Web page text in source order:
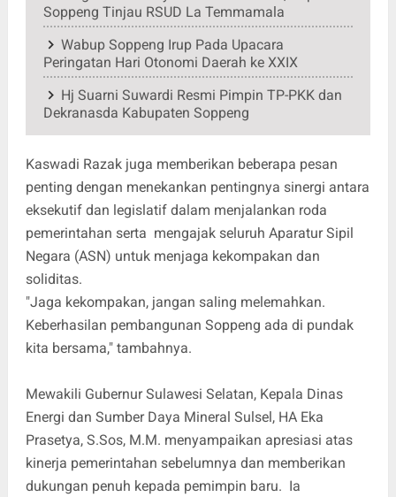
Soppeng Tinjau RSUD La Temmamala
Wabup Soppeng Irup Pada Upacara
Peringatan Hari Otonomi Daerah ke XXIX
Hj Suarni Suwardi Resmi Pimpin TP-PKK dan
Dekranasda Kabupaten Soppeng
Kaswadi Razak juga memberikan beberapa pesan
penting dengan menekankan pentingnya sinergi antara
eksekutif dan legislatif dalam menjalankan roda
pemerintahan serta mengajak seluruh Aparatur Sipil
Negara (ASN) untuk menjaga kekompakan dan
soliditas.
"Jaga kekompakan, jangan saling melemahkan.
Keberhasilan pembangunan Soppeng ada di pundak
kita bersama," tambahnya.
Mewakili Gubernur Sulawesi Selatan, Kepala Dinas
Energi dan Sumber Daya Mineral Sulsel, HA Eka
Prasetya, S.Sos, M.M. menyampaikan apresiasi atas
kinerja pemerintahan sebelumnya dan memberikan
dukungan penuh kepada pemimpin baru. Ia